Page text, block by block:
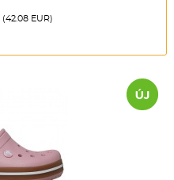
(42.08 EUR)